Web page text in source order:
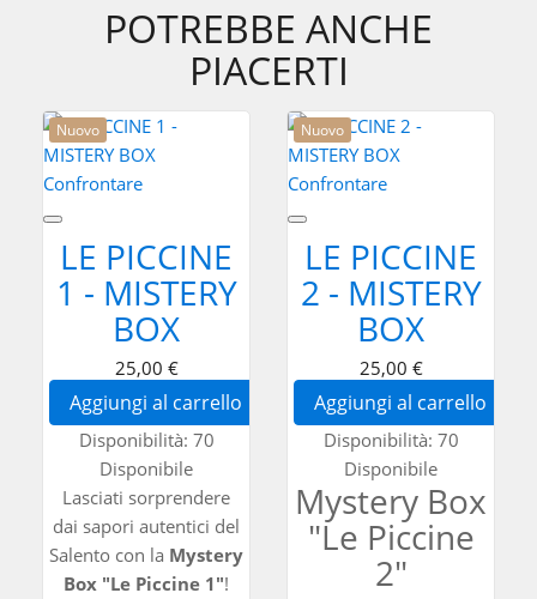
POTREBBE ANCHE
PIACERTI
Nuovo
Confrontare
LE PICCINE
1 - MISTERY
BOX
25,00 €
Aggiungi al carrello
Disponibilità: 70
Disponibile
Lasciati sorprendere
dai sapori autentici del
Salento con la Mystery
Box "Le Piccine 1"!
Nuovo
Confrontare
LE PICCINE
2 - MISTERY
BOX
25,00 €
Aggiungi al carrello
Disponibilità: 70
Disponibile
Mystery Box
"Le Piccine
2"